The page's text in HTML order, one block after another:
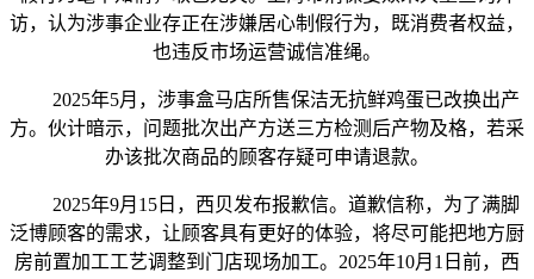
访，认为涉事企业存正在涉嫌居心制假行为，既消费者权益，
也违反市场运营诚信准绳。
2025年5月，涉事盒马店所售保洁无抗鲜鸡蛋已改换出产
方。伙计暗示，问题批次出产方送三方检测后产物及格，若采
办该批次商品的顾客存疑可申请退款。
2025年9月15日，西贝发布报歉信。道歉信称，为了满脚
泛博顾客的需求，让顾客具有更好的体验，将尽可能把地方厨
房前置加工工艺调整到门店现场加工。2025年10月1日前，西